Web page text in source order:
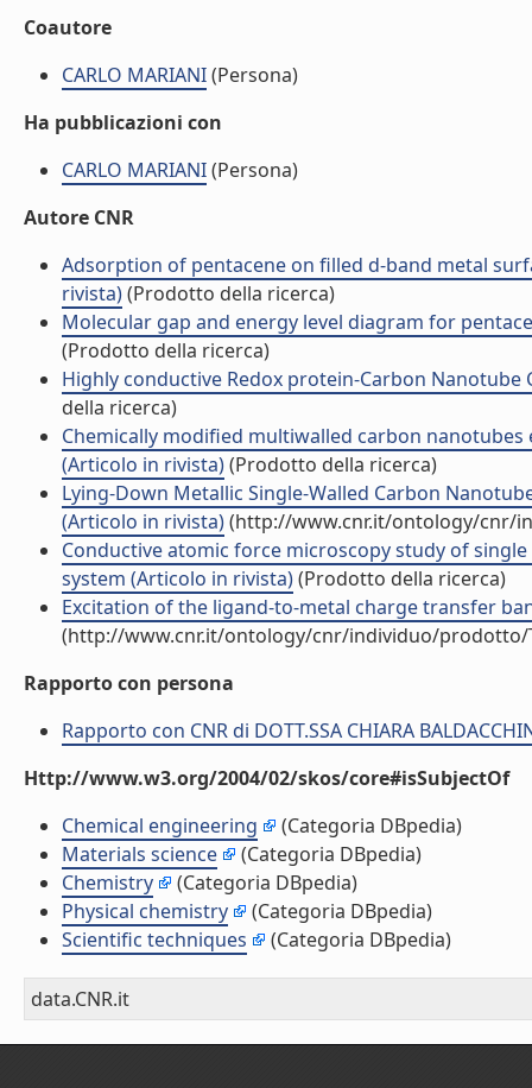
Coautore
CARLO MARIANI(Persona)
Ha pubblicazioni con
CARLO MARIANI(Persona)
Autore CNR
Adsorption of pentacene on filled d-band metal
rivista)(Prodotto della ricerca)
Molecular gap and energy level diagram for
(Prodotto della ricerca)
Highly conductive Redox protein-Carbon
della ricerca)
Chemically modified multiwalled carbon
(Articolo in rivista)(Prodotto della ricerca)
Lying-Down Metallic Single-Walled Carbon
(Articolo in rivista)(http://www.cnr.it/ontology/cnr/
Conductive atomic force microscopy study of
system (Articolo in rivista)(Prodotto della ricerca)
Excitation of the ligand-to-metal charge transfer
(http://www.cnr.it/ontology/cnr/individuo/prodotto/
Rapporto con persona
Rapporto con CNR di DOTT.SSA CHIARA
Http://www.w3.org/2004/02/skos/core#isSubjectOf
Chemical engineering
(Categoria DBpedia)
Materials science
(Categoria DBpedia)
Chemistry
(Categoria DBpedia)
Physical chemistry
(Categoria DBpedia)
Scientific techniques
(Categoria DBpedia)
data.CNR.it